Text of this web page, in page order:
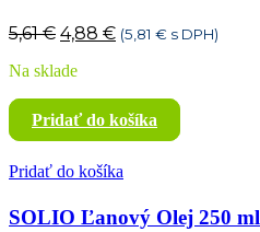
5,61€ Pôvodná
bola:
5,61 €.
4,88 €Aktuálna
4,88 €.
(5,81 € s DPH)
Na sklade
Pridať do košíka
Pridať do košíka
SOLIO Ľanový Olej 250 ml